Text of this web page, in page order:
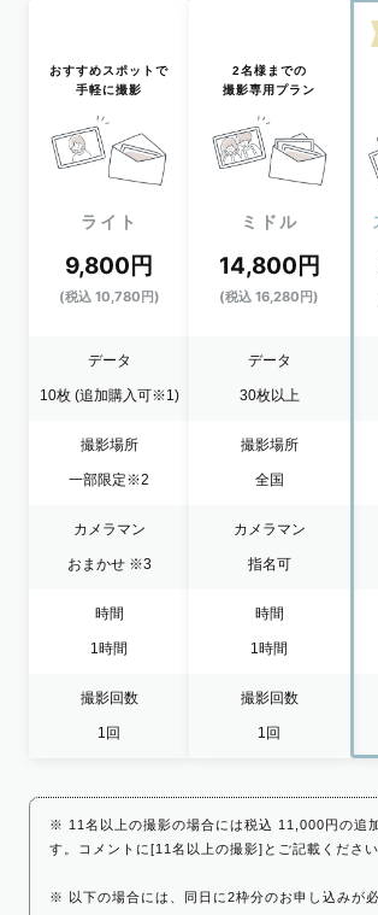
おすすめスポットで
手軽に撮影
ライト
9,800円
(税込 10,780円)
データ
10枚 (追加購入可※1)
撮影場所
一部限定※2
カメラマン
おまかせ ※3
時間
1時間
撮影回数
1回
2名様までの
撮影専用プラン
ミドル
14,800円
(税込 16,280円)
データ
30枚以上
撮影場所
全国
カメラマン
指名可
時間
1時間
撮影回数
1回
※ 11名以上の撮影の場合には税込 11,000円の追
す。コメントに[11名以上の撮影]とご記載ください
※ 以下の場合には、同日に2枠分のお申し込みが必